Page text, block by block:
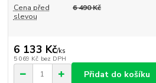
Cena před
slevou
6 490 Kč
6 133 Kč/ks
5 069 Kč bez DPH
Přidat do košíku